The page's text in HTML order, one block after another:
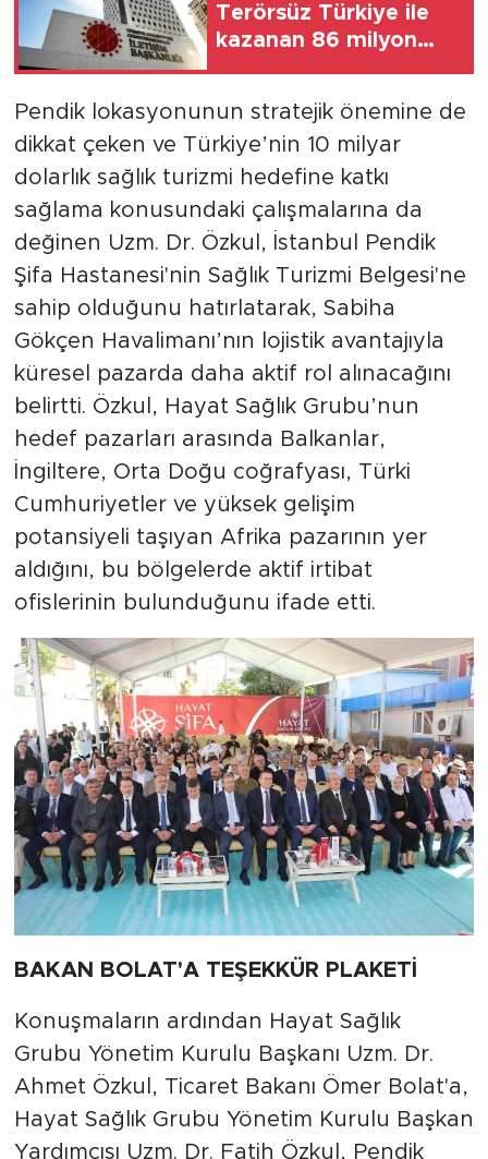
Terörsüz Türkiye ile
kazanan 86 milyon
Pendik lokasyonunun stratejik önemine de
dikkat çeken ve Türkiye’nin 10 milyar
dolarlık sağlık turizmi hedefine katkı
sağlama konusundaki çalışmalarına da
değinen Uzm. Dr. Özkul, İstanbul Pendik
Şifa Hastanesi'nin Sağlık Turizmi Belgesi'ne
sahip olduğunu hatırlatarak, Sabiha
Gökçen Havalimanı’nın lojistik avantajıyla
küresel pazarda daha aktif rol alınacağını
belirtti. Özkul, Hayat Sağlık Grubu’nun
hedef pazarları arasında Balkanlar,
İngiltere, Orta Doğu coğrafyası, Türki
Cumhuriyetler ve yüksek gelişim
potansiyeli taşıyan Afrika pazarının yer
aldığını, bu bölgelerde aktif irtibat
ofislerinin bulunduğunu ifade etti.
BAKAN BOLAT'A TEŞEKKÜR PLAKETİ
Konuşmaların ardından Hayat Sağlık
Grubu Yönetim Kurulu Başkanı Uzm. Dr.
Ahmet Özkul, Ticaret Bakanı Ömer Bolat'a,
Hayat Sağlık Grubu Yönetim Kurulu Başkan
Yardımcısı Uzm. Dr. Fatih Özkul, Pendik